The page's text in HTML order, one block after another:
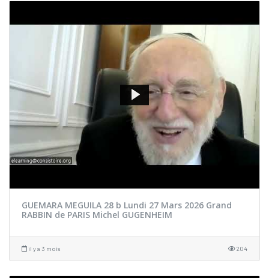
GUEMARA MEGUILA 28 b Lundi 27 Mars 2026 Grand
RABBIN de PARIS Michel GUGENHEIM
il y a 3 mois 204